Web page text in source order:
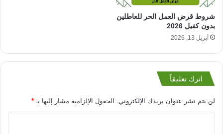
شروط قرض العمل الحر للعاطلين
بدون كفيل 2026
أبريل 13, 2026
اترك تعليقاً
لن يتم نشر عنوان بريدك الإلكتروني. الحقول الإلزامية مشار إليها بـ *